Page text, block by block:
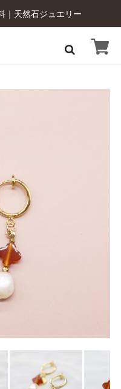
｜天然石ジュエリー